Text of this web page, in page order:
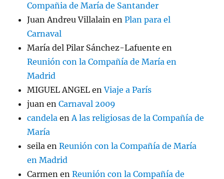
Compañia de María de Santander
Juan Andreu Villalain enPlan para el
Carnaval
María del Pilar Sánchez-Lafuente en
Reunión con la Compañía de María en
Madrid
MIGUEL ANGEL enViaje a París
juan enCarnaval 2009
candela enA las religiosas de la Compañía de
María
seila enReunión con la Compañía de María
en Madrid
Carmen enReunión con la Compañía de